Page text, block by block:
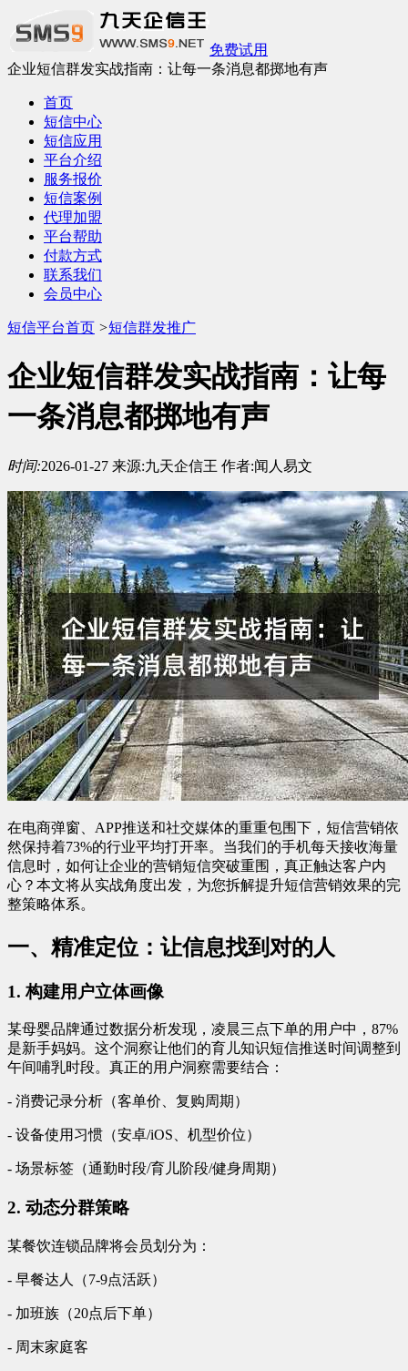
免费试用
企业短信群发实战指南：让每一条消息都掷地有声
首页
短信中心
短信应用
平台介绍
服务报价
短信案例
代理加盟
平台帮助
付款方式
联系我们
会员中心
短信平台首页 >短信群发推广
企业短信群发实战指南：让每
一条消息都掷地有声
时间:2026-01-27 来源:九天企信王 作者:闻人易文
在电商弹窗、APP推送和社交媒体的重重包围下，短信营销依
然保持着73%的行业平均打开率。当我们的手机每天接收海量
信息时，如何让企业的营销短信突破重围，真正触达客户内
心？本文将从实战角度出发，为您拆解提升短信营销效果的完
整策略体系。
一、精准定位：让信息找到对的人
1. 构建用户立体画像
某母婴品牌通过数据分析发现，凌晨三点下单的用户中，87%
是新手妈妈。这个洞察让他们的育儿知识短信推送时间调整到
午间哺乳时段。真正的用户洞察需要结合：
- 消费记录分析（客单价、复购周期）
- 设备使用习惯（安卓/iOS、机型价位）
- 场景标签（通勤时段/育儿阶段/健身周期）
2. 动态分群策略
某餐饮连锁品牌将会员划分为：
- 早餐达人（7-9点活跃）
- 加班族（20点后下单）
- 周末家庭客